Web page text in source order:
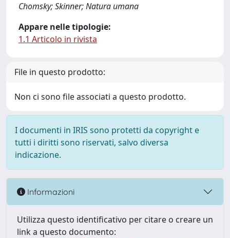
Chomsky; Skinner; Natura umana
Appare nelle tipologie:
1.1 Articolo in rivista
File in questo prodotto:
Non ci sono file associati a questo prodotto.
I documenti in IRIS sono protetti da copyright e
tutti i diritti sono riservati, salvo diversa
indicazione.
Informazioni
Utilizza questo identificativo per citare o creare un
link a questo documento: